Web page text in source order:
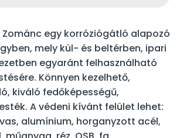
Zománc egy korróziógátló alapozó
mely kül- és beltérben, ipari
egyaránt felhasználható
Könnyen kezelhető,
kiváló fedőképességű,
A védeni kívánt felület lehet:
alumínium, horganyzott acél,